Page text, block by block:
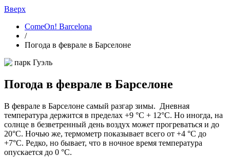
Вверх
ComeOn! Barcelona
/
Погода в феврале в Барселоне
Погода в феврале в Барселоне
В феврале в Барселоне самый разгар зимы. Дневная
температура держится в пределах +9 °С + 12°С. Но иногда, на
солнце в безветренный день воздух может прогреваться и до
20°С. Ночью же, термометр показывает всего от +4 °С до
+7°С. Редко, но бывает, что в ночное время температура
опускается до 0 °С.